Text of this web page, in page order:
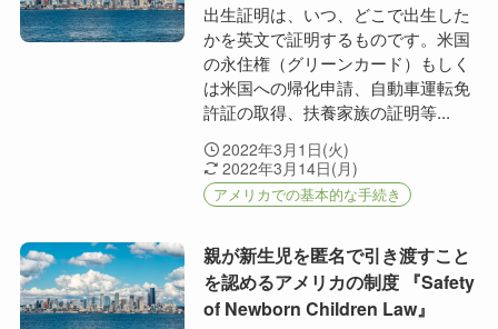
出生証明は、いつ、どこで出生した
かを英文で証明するものです。米国
の永住権（グリーンカード）もしく
は米国への帰化申請、自動車運転免
許証の取得、扶養家族の証明等...
2022年3月1日(火)
2022年3月14日(月)
アメリカでの基本的な手続き
親が新生児を匿名で引き渡すこと
を認めるアメリカの制度 『Safety
of Newborn Children Law』